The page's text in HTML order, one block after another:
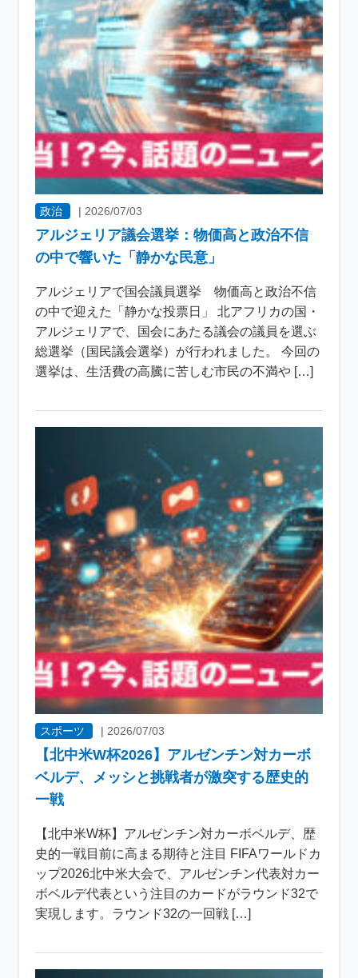
政治 | 2026/07/03
アルジェリア議会選挙：物価高と政治不信
の中で響いた「静かな民意」
アルジェリアで国会議員選挙 物価高と政治不信
の中で迎えた「静かな投票日」 北アフリカの国・
アルジェリアで、国会にあたる議会の議員を選ぶ
総選挙（国民議会選挙）が行われました。 今回の
選挙は、生活費の高騰に苦しむ市民の不満や […]
スポーツ |2026/07/03
【北中米W杯2026】アルゼンチン対カーボ
ベルデ、メッシと挑戦者が激突する歴史的
一戦
【北中米W杯】アルゼンチン対カーボベルデ、歴
史的一戦目前に高まる期待と注目 FIFAワールドカ
ップ2026北中米大会で、アルゼンチン代表対カー
ボベルデ代表という注目のカードがラウンド32で
実現します。ラウンド32の一回戦 […]